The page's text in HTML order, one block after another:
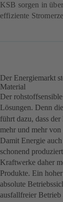
KSB sorgen in
effiziente
Der Energiemarkt
Material
Der
Lösungen. Denn
führt dazu, dass
mehr und mehr
Damit Energie
schonend
Kraftwerke daher
Produkte. Ein
absolute
ausfallfreier Betrieb